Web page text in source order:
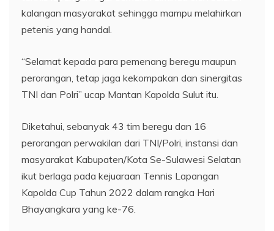
kalangan masyarakat sehingga mampu melahirkan
petenis yang handal.
“Selamat kepada para pemenang beregu maupun
perorangan, tetap jaga kekompakan dan sinergitas
TNI dan Polri” ucap Mantan Kapolda Sulut itu.
Diketahui, sebanyak 43 tim beregu dan 16
perorangan perwakilan dari TNI/Polri, instansi dan
masyarakat Kabupaten/Kota Se-Sulawesi Selatan
ikut berlaga pada kejuaraan Tennis Lapangan
Kapolda Cup Tahun 2022 dalam rangka Hari
Bhayangkara yang ke-76.